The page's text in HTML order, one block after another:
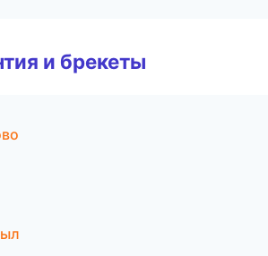
и брекеты